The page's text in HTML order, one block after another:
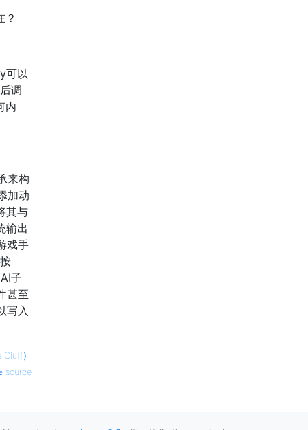
？
可以
调
内
来构
加动
其与
输出
戏手
子
甚至
写入
）
source